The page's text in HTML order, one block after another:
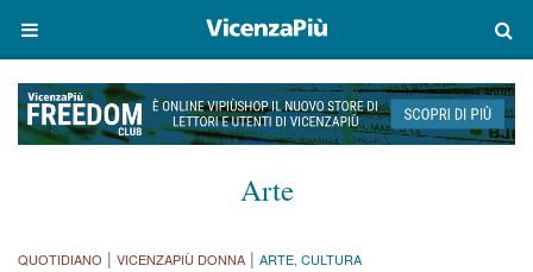
Arte
QUOTIDIANO | VICENZAPIÙ DONNA | ARTE, CULTURA